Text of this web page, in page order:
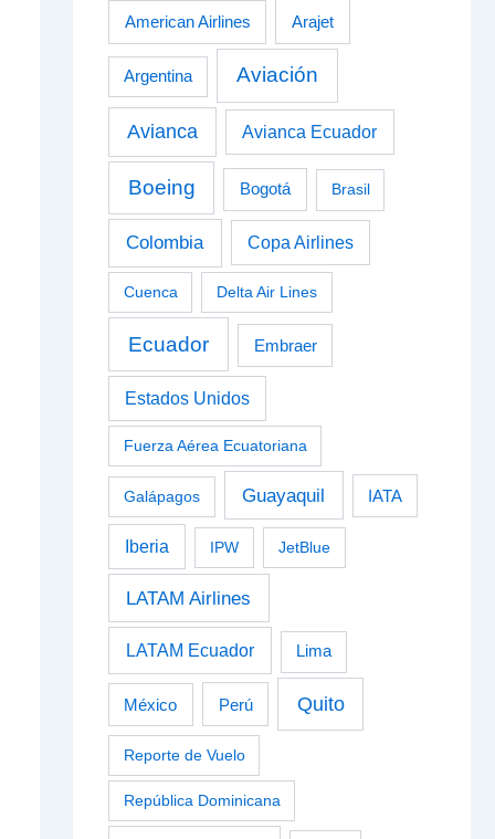
American Airlines Arajet
Argentina Aviación
Avianca Avianca Ecuador
Boeing Bogotá Brasil
Colombia Copa Airlines
Cuenca Delta Air Lines
Ecuador Embraer
Estados Unidos
Fuerza Aérea Ecuatoriana
Galápagos Guayaquil IATA
Iberia IPW JetBlue
LATAM Airlines
LATAM Ecuador Lima
México Perú Quito
Reporte de Vuelo
República Dominicana